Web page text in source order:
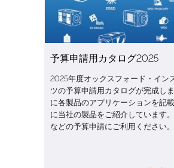
予算申請用カタログ2025
2025年度オックスフォード・イン
ツの予算申請用カタログが完成し
に各製品のアプリケーションを記
に当社の製品をご紹介しています
などの予算申請にご利用ください。